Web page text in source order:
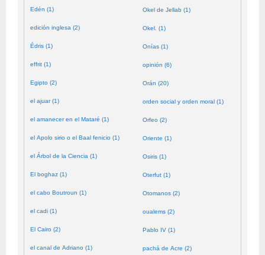
Edén (1)
edición inglesa (2)
Édris (1)
effrit (1)
Egipto (2)
el ajuar (1)
el amanecer en el Mataré (1)
el Apolo sirio o el Baal fenicio (1)
el Árbol de la Ciencia (1)
El boghaz (1)
el cabo Boutroun (1)
el cadi (1)
El Cairo (2)
el canal de Adriano (1)
Okel de Jellab (1)
Okel. (1)
Onías (1)
opinión (6)
Orán (20)
orden social y orden moral (1)
Orfeo (2)
Oriente (1)
Osiris (1)
Oterfut (1)
Otomanos (2)
oualems (2)
Pablo IV (1)
pachá de Acre (2)